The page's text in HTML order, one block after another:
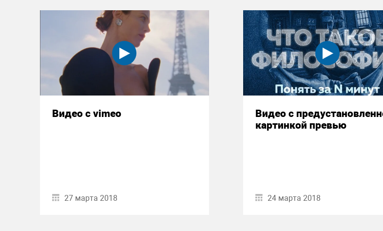
Видео с vimeo
27 марта 2018
Видео с
картинкой превью
24 марта 2018